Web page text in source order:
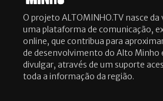
O projeto ALTOMINHO.TV nasce
uma plataforma de comunicação,
online, que contribua para
de desenvolvimento do Alto Minho
divulgar, através de um suporte
toda a informação da região.